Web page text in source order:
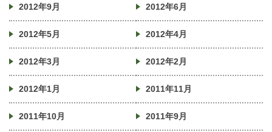
2012年9月 2012年6月
2012年5月 2012年4月
2012年3月 2012年2月
2012年1月 2011年11月
2011年10月 2011年9月